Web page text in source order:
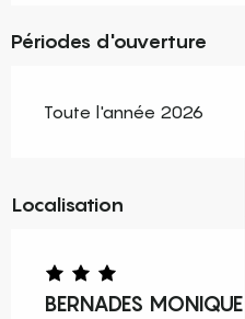
Périodes d'ouverture
Toute l'année 2026
Localisation
BERNADES MONIQUE